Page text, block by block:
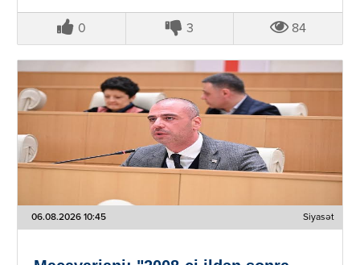
0 3 84
06.08.2026 10:45 Siyasət